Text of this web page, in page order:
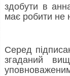
здобути в
має робити не
Серед
згаданий